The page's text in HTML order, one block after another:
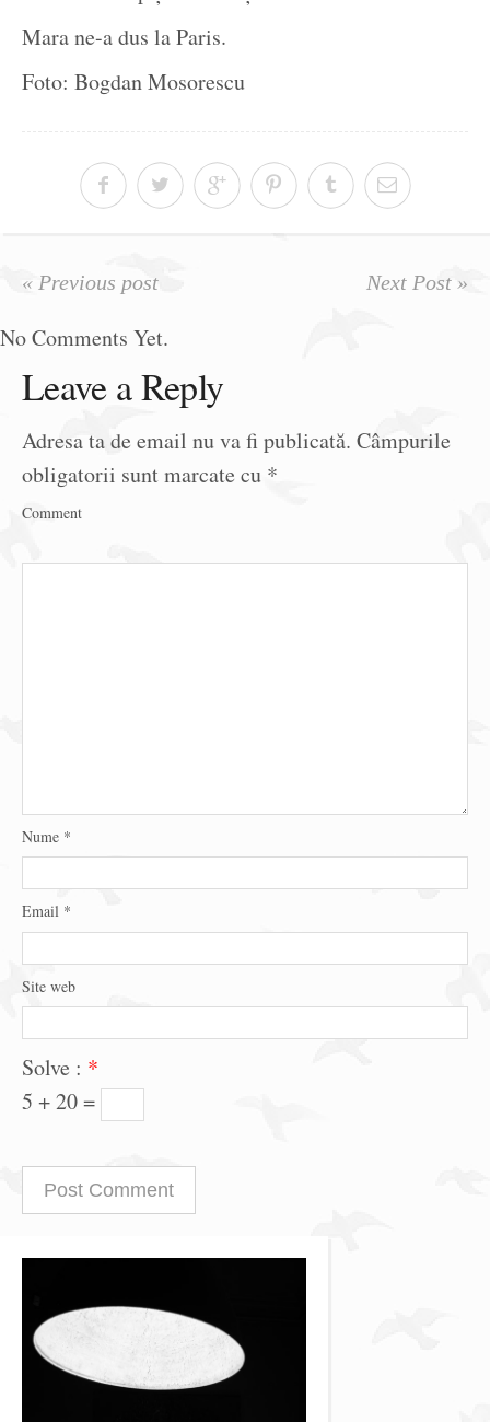
Mara ne-a dus la Paris.
Foto: Bogdan Mosorescu
« Previous post Next Post »
No Comments Yet.
Leave a Reply
Adresa ta de email nu va fi publicată. Câmpurile
obligatorii sunt marcate cu *
Comment
Nume *
Email *
Site web
Solve : *
5 + 20 =